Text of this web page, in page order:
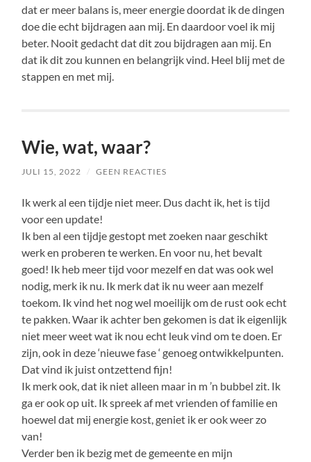
dat er meer balans is, meer energie doordat ik de dingen
doe die echt bijdragen aan mij. En daardoor voel ik mij
beter. Nooit gedacht dat dit zou bijdragen aan mij. En
dat ik dit zou kunnen en belangrijk vind. Heel blij met de
stappen en met mij.
Wie, wat, waar?
JULI 15, 2022 / GEEN REACTIES
Ik werk al een tijdje niet meer. Dus dacht ik, het is tijd
voor een update!
Ik ben al een tijdje gestopt met zoeken naar geschikt
werk en proberen te werken. En voor nu, het bevalt
goed! Ik heb meer tijd voor mezelf en dat was ook wel
nodig, merk ik nu. Ik merk dat ik nu weer aan mezelf
toekom. Ik vind het nog wel moeilijk om de rust ook echt
te pakken. Waar ik achter ben gekomen is dat ik eigenlijk
niet meer weet wat ik nou echt leuk vind om te doen. Er
zijn, ook in deze ‘nieuwe fase ‘ genoeg ontwikkelpunten.
Dat vind ik juist ontzettend fijn!
Ik merk ook, dat ik niet alleen maar in m ’n bubbel zit. Ik
ga er ook op uit. Ik spreek af met vrienden of familie en
hoewel dat mij energie kost, geniet ik er ook weer zo
van!
Verder ben ik bezig met de gemeente en mijn